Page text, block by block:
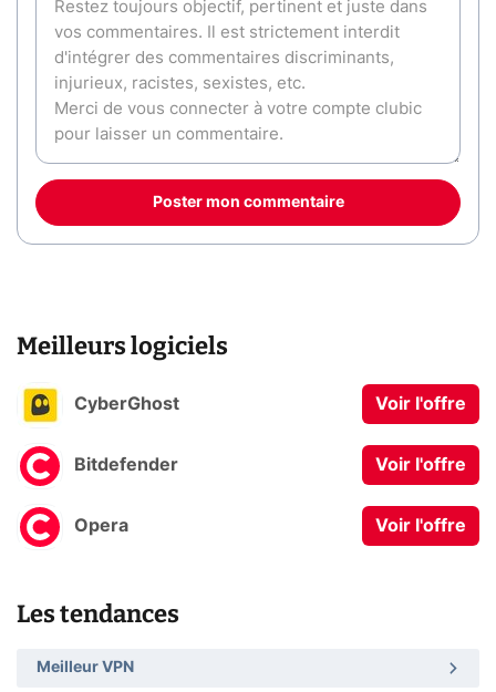
Poster mon commentaire
Meilleurs logiciels
CyberGhost Voir l'offre
Bitdefender Voir l'offre
Opera Voir l'offre
Les tendances
Meilleur VPN